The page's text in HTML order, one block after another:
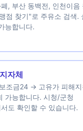
, 부산 동백전, 인천이음
점 찾기"로 주유소 검색.
능합니다.
자체
조금24 → 고유가 피해지
가능합니다. 시청/군청
도 확인할 수 있습니다.